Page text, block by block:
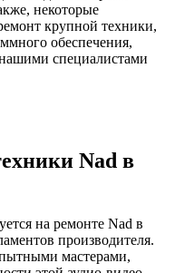
некоторые
крупной техники,
обеспечения,
специалистами
Nad в
на ремонте Nad в
производителя.
мастерами,